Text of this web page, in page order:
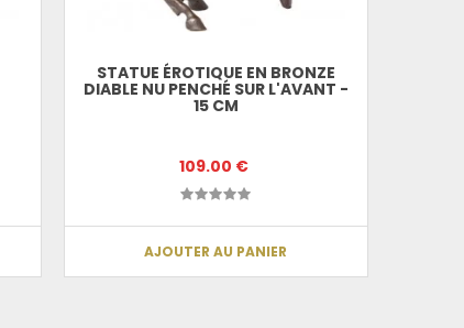
STATUE ÉROTIQUE EN BRONZE
DIABLE NU PENCHÉ SUR L'AVANT -
15 CM
109.00 €
AJOUTER AU PANIER